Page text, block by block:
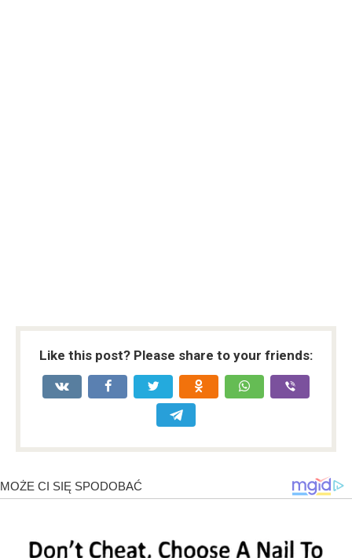
Like this post? Please share to your friends: